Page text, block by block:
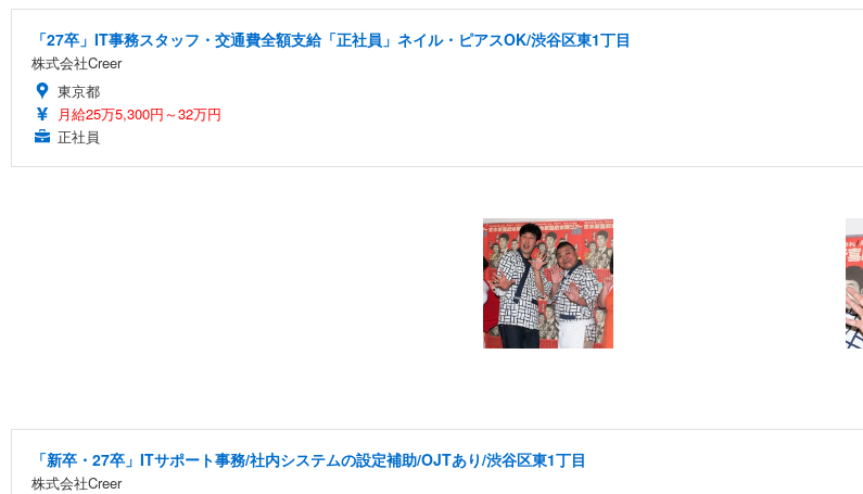
「27卒」IT事務スタッフ・交通費全額支給「正社員」ネイル・ピアスOK/渋谷区東1丁目
株式会社Creer
東京都
月給25万5,300円～32万円
正社員
「新卒・27卒」ITサポート事務/社内システムの設定補助/OJTあり/渋谷区東1丁目
株式会社Creer